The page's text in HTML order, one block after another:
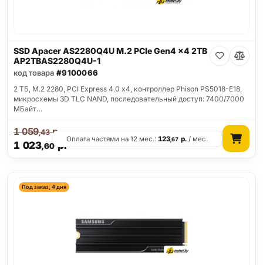
SSD Apacer AS2280Q4U M.2 PCIe Gen4 x4 2TB
AP2TBAS2280Q4U-1
код товара #9100066
2 ТБ, M.2 2280, PCI Express 4.0 x4, контроллер Phison PS5018-E18,
микросхемы 3D TLC NAND, последовательный доступ: 7400/7000
МБайт…
1 023,60 р.
1 059,43р.
Оплата частями на 12 мес.:123,67 р./ мес.
Под заказ, 4 дня